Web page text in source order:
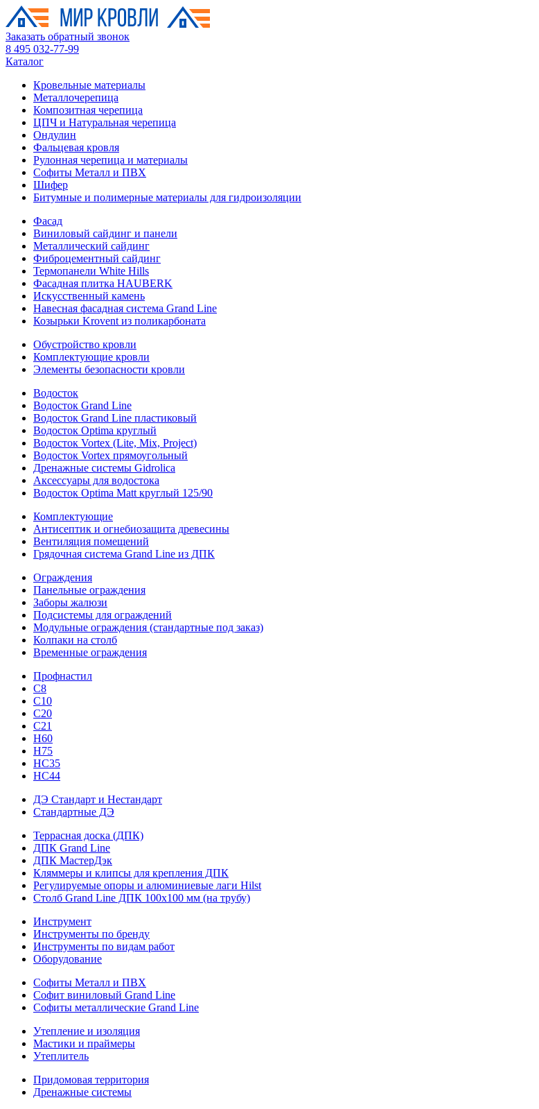
Заказать обратный звонок
8 495 032-77-99
Каталог
Кровельные материалы
Металлочерепица
Композитная черепица
ЦПЧ и Натуральная черепица
Ондулин
Фальцевая кровля
Рулонная черепица и материалы
Софиты Металл и ПВХ
Шифер
Битумные и полимерные материалы для гидроизоляции
Фасад
Виниловый сайдинг и панели
Металлический сайдинг
Фиброцементный сайдинг
Термопанели White Hills
Фасадная плитка HAUBERK
Искусственный камень
Навесная фасадная система Grand Line
Козырьки Krovent из поликарбоната
Обустройство кровли
Комплектующие кровли
Элементы безопасности кровли
Водосток
Водосток Grand Line
Водосток Grand Line пластиковый
Водосток Optima круглый
Водосток Vortex (Lite, Mix, Project)
Водосток Vortex прямоугольный
Дренажные системы Gidrolica
Аксессуары для водостока
Водосток Optima Matt круглый 125/90
Комплектующие
Антисептик и огнебиозащита древесины
Вентиляция помещений
Грядочная система Grand Line из ДПК
Ограждения
Панельные ограждения
Заборы жалюзи
Подсистемы для ограждений
Модульные ограждения (стандартные под заказ)
Колпаки на столб
Временные ограждения
Профнастил
С8
С10
С20
С21
H60
H75
HС35
НС44
ДЭ Стандарт и Нестандарт
Стандартные ДЭ
Террасная доска (ДПК)
ДПК Grand Line
ДПК МастерДэк
Кляммеры и клипсы для крепления ДПК
Регулируемые опоры и алюминиевые лаги Hilst
Столб Grand Line ДПК 100х100 мм (на трубу)
Инструмент
Инструменты по бренду
Инструменты по видам работ
Оборудование
Софиты Металл и ПВХ
Софит виниловый Grand Line
Софиты металлические Grand Line
Утепление и изоляция
Мастики и праймеры
Утеплитель
Придомовая территория
Дренажные системы